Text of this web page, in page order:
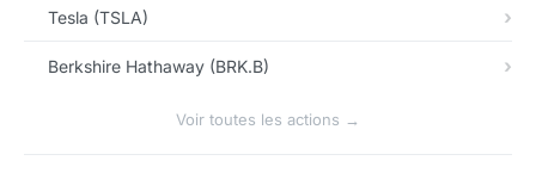
Tesla (TSLA)
Berkshire Hathaway (BRK.B)
Voir toutes les actions →